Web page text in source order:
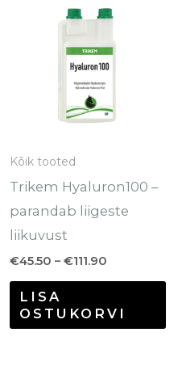
teha
tootelehel.
Kõik tooted
Trikem Hyaluron100 –
parandab liigeste
liikuvust
€45.50 – €111.90
€45.50
kuni
€111.90
LISA
OSTUKORVI